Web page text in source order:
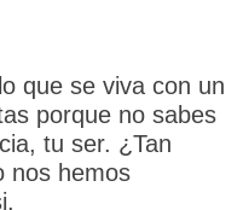
que se viva con un
porque no sabes
tu ser. ¿Tan
nos hemos